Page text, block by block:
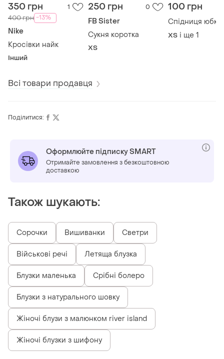
350 грн 1
400 грн -13%
Nike
Кросівки найк
Інший
250 грн 0
FB Sister
Сукня коротка
ХS
100 грн
Спідниця юбка
ХS і ще 1
Всі товари продавця
Поділитися:
Оформлюйте підписку SMART
Отримайте замовлення з безкоштовною
доставкою
Також шукають:
Сорочки Вишиванки Светри
Військові речі Летяща блузка
Блузки маленька Срібні болеро
Блузки з натурального шовку
Жіночі блузи з малюнком river island
Жіночі блузки з шифону